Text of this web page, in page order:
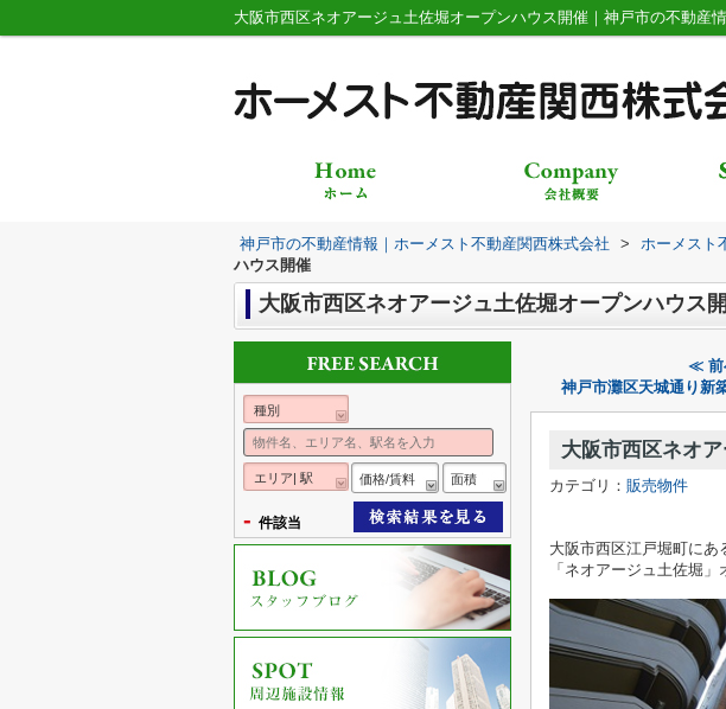
大阪市西区ネオアージュ土佐堀オープンハウス開催｜神戸市の不動産
神戸市の不動産情報｜ホーメスト不動産関西株式会社 > ホーメスト
ハウス開催
大阪市西区ネオアージュ土佐堀オープンハウス
≪ 前
神戸市灘区天城通り新
大阪市西区ネオ
カテゴリ： 販売物件
大阪市西区江戸堀町にあ
「ネオアージュ土佐堀
種別
エリア| 駅 価格/賃料 面積
- 件該当